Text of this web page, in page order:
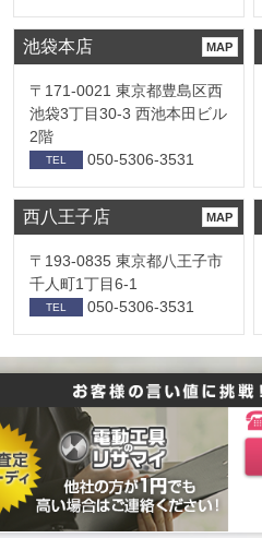
池袋本店 MAP
〒171-0021 東京都豊島区西
池袋3丁目30-3 西池本田ビル
2階
TEL 050-5306-3531
西八王子店 MAP
〒193-0835 東京都八王子市
千人町1丁目6-1
TEL 050-5306-3531